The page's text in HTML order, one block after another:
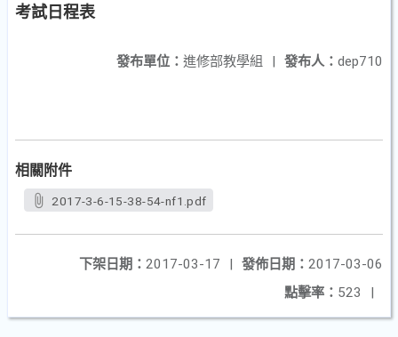
考試日程表
發布人： dep710
發布單位： 進修部教學組 |
相關附件
2017-3-6-15-38-54-nf1.pdf
發佈日期： 2017-03-06
下架日期： 2017-03-17
|
點擊率： 523 |